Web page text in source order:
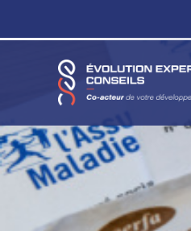
au
contenu